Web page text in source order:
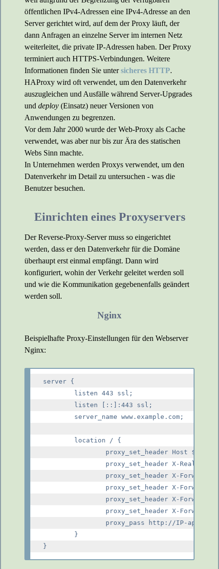
öffentlichen IPv4-Adressen eine IPv4-Adresse an den
Server gerichtet wird, auf dem der Proxy läuft, der
dann Anfragen an einzelne Server im internen Netz
weiterleitet, die private IP-Adressen haben. Der Proxy
terminiert auch HTTPS-Verbindungen. Weitere
Informationen finden Sie untersicheres HTTP.
HAProxy wird oft verwendet, um den Datenverkehr
auszugleichen und Ausfälle während Server-Upgrades
und deploy (Einsatz) neuer Versionen von
Anwendungen zu begrenzen.
Vor dem Jahr 2000 wurde der Web-Proxy als Cache
verwendet, was aber nur bis zur Ära des statischen
Webs Sinn machte.
In Unternehmen werden Proxys verwendet, um den
Datenverkehr im Detail zu untersuchen - was die
Benutzer besuchen.
Einrichten eines Proxyservers
Der Reverse-Proxy-Server muss so eingerichtet
werden, dass er den Datenverkehr für die Domäne
überhaupt erst einmal empfängt. Dann wird
konfiguriert, wohin der Verkehr geleitet werden soll
und wie die Kommunikation gegebenenfalls geändert
werden soll.
Nginx
Beispielhafte Proxy-Einstellungen für den Webserver
Nginx:
server {
        listen 443 ssl;
        listen [::]:443 ssl;
        server_name www.example.com;
        location / {
                proxy_set_header Host $host;
proxy_set_header X-Real-IP
proxy_set_header X-
proxy_set_header X-
proxy_set_header X-
proxy_set_header X-
proxy_pass http://IP-
        }